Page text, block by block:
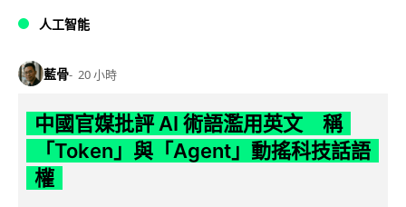
人工智能
藍骨 20 小時
中國官媒批評 AI 術語濫用英文 稱
「Token」與「Agent」動搖科技話語
權